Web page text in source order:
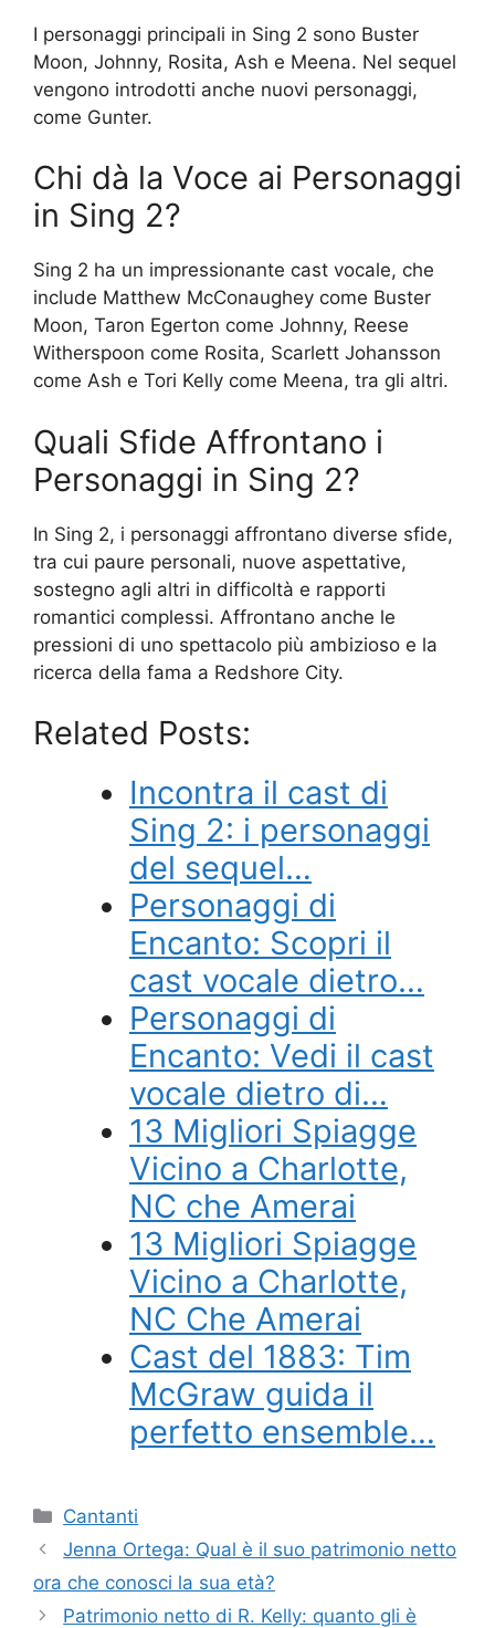
I personaggi principali in Sing 2 sono Buster
Moon, Johnny, Rosita, Ash e Meena. Nel sequel
vengono introdotti anche nuovi personaggi,
come Gunter.
Chi dà la Voce ai Personaggi
in Sing 2?
Sing 2 ha un impressionante cast vocale, che
include Matthew McConaughey come Buster
Moon, Taron Egerton come Johnny, Reese
Witherspoon come Rosita, Scarlett Johansson
come Ash e Tori Kelly come Meena, tra gli altri.
Quali Sfide Affrontano i
Personaggi in Sing 2?
In Sing 2, i personaggi affrontano diverse sfide,
tra cui paure personali, nuove aspettative,
sostegno agli altri in difficoltà e rapporti
romantici complessi. Affrontano anche le
pressioni di uno spettacolo più ambizioso e la
ricerca della fama a Redshore City.
Related Posts:
Incontra il cast di
Sing 2: i personaggi
del sequel…
Personaggi di
Encanto: Scopri il
cast vocale dietro…
Personaggi di
Encanto: Vedi il cast
vocale dietro di…
13 Migliori Spiagge
Vicino a Charlotte,
NC che Amerai
13 Migliori Spiagge
Vicino a Charlotte,
NC Che Amerai
Cast del 1883: Tim
McGraw guida il
perfetto ensemble…
Categories
Cantanti
Jenna Ortega: Qual è il suo patrimonio netto
ora che conosci la sua età?
Patrimonio netto di R. Kelly: quanto gli è